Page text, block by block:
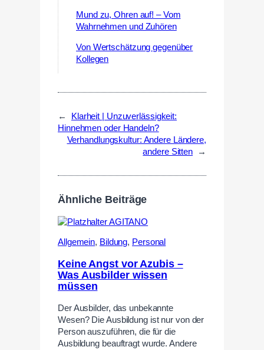
Mund zu, Ohren auf! – Vom
Wahrnehmen und Zuhören
Von Wertschätzung gegenüber
Kollegen
←
Klarheit | Unzuverlässigkeit:
Hinnehmen oder Handeln?
Verhandlungskultur: Andere Ländere,
andere Sitten
→
Ähnliche Beiträge
Allgemein, Bildung, Personal
Keine Angst vor Azubis –
Was Ausbilder wissen
müssen
Der Ausbilder, das unbekannte
Wesen? Die Ausbildung ist nur von der
Person auszuführen, die für die
Ausbildung beauftragt wurde. Andere